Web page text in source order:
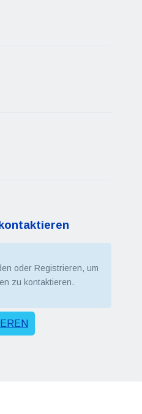
oder Registrieren, um
zu kontaktieren.